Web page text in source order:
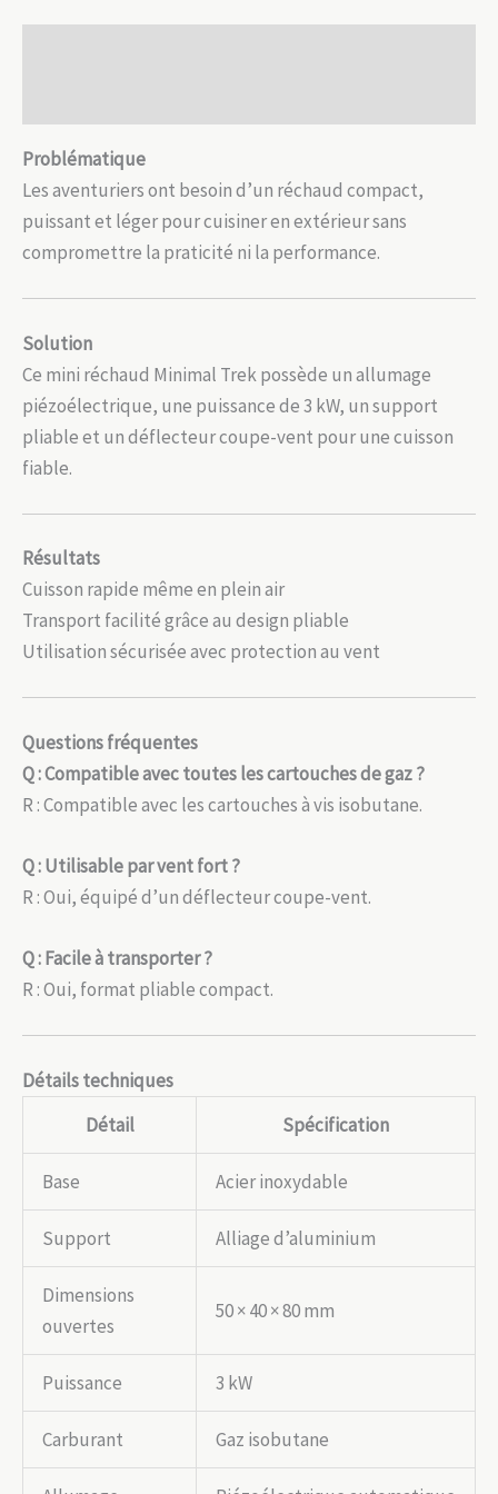
Allumage
Problématique
Les aventuriers ont besoin d’un réchaud compact,
puissant et léger pour cuisiner en extérieur sans
compromettre la praticité ni la performance.
Solution
Ce mini réchaud Minimal Trek possède un allumage
piézoélectrique, une puissance de 3 kW, un support
pliable et un déflecteur coupe-vent pour une cuisson
fiable.
Résultats
Cuisson rapide même en plein air
Transport facilité grâce au design pliable
Utilisation sécurisée avec protection au vent
Questions fréquentes
Q : Compatible avec toutes les cartouches de gaz ?
R : Compatible avec les cartouches à vis isobutane.
Q : Utilisable par vent fort ?
R : Oui, équipé d’un déflecteur coupe-vent.
Q : Facile à transporter ?
R : Oui, format pliable compact.
Détails techniques
Détail
Spécification
Base Acier inoxydable
Support Alliage d’aluminium
Dimensions
ouvertes
50 × 40 × 80 mm
Puissance 3 kW
Carburant Gaz isobutane